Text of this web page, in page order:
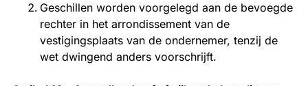
Geschillen worden voorgelegd aan de bevoegde
rechter in het arrondissement van de
vestigingsplaats van de ondernemer, tenzij de
wet dwingend anders voorschrijft.